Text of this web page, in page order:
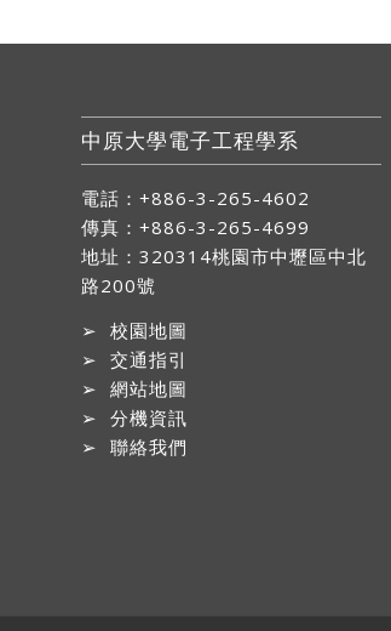
中原大學電子工程學系
電話：+886-3-265-4602
傳真：+886-3-265-4699
地址： 320314桃園市中壢區中北
路200號
➢ 校園地圖
➢ 交通指引
➢ 網站地圖
➢ 分機資訊
➢ 聯絡我們